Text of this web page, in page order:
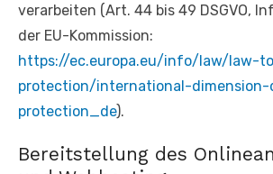
verarbeiten (Art. 44 bis 49 DSGVO,
der EU-Kommission:
https://ec.europa.eu/info/law/law-
protection/international-
protection_de).
Bereitstellung des